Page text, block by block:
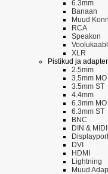
6.3mm
Banaan
Muud
RCA
Speakon
XLR
Pistikud ja
2.5mm
3.5mm MO
3.5mm ST
4.4mm
6.3mm MO
6.3mm ST
BNC
DIN & MIDI
DVI
HDMI
Lightning
Muud